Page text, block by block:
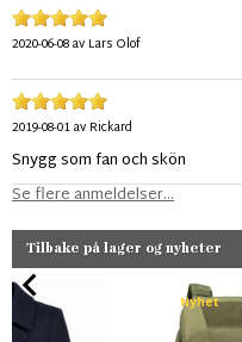
2020-06-08av Lars Olof
2019-08-01av Rickard
Snygg som fan och skön
Se flere anmeldelser...
Tilbake på lager og nyheter
Nyhet